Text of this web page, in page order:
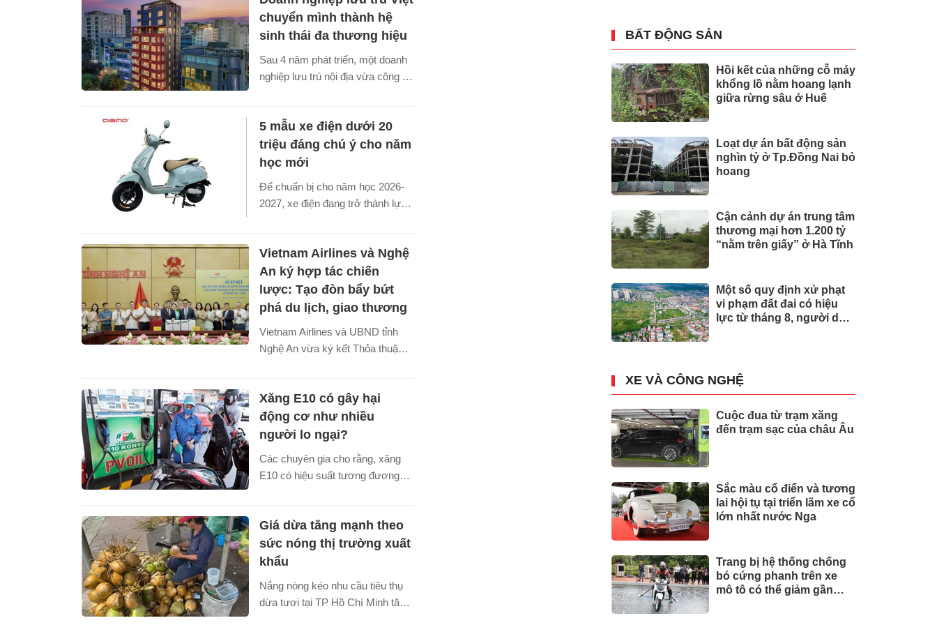
hàng, siêu thị "cháy hàng".
chuyển mình thành hệ
sinh thái đa thương hiệu
Sau 4 năm phát triển, một doanh
nghiệp lưu trú nội địa vừa công bố
hướng phát triển theo mô hình tập
đoàn đa thương hiệu, đa phân
khúc.
5 mẫu xe điện dưới 20
triệu đáng chú ý cho năm
học mới
Để chuẩn bị cho năm học 2026-
2027, xe điện đang trở thành lựa
kế hiện đại và khả năng đáp ứng
tốt nhu cầu đi học hàng ngày.
Vietnam Airlines và Nghệ
An ký hợp tác chiến
lược: Tạo đòn bẩy bứt
phá du lịch, giao thương
Vietnam Airlines và UBND tỉnh
Nghệ An vừa ký kết Thỏa thuận
hợp tác trong các lĩnh vực du
lịch, đầu tư, thương mại và hàng
không; góp phần quảng bá điểm
và tăng cường kết nối của địa
phương.
Xăng E10 có gây hại
động cơ như nhiều
người lo ngại?
Các chuyên gia cho rằng, xăng
E10 có hiệu suất tương đương
xe cũ.
Giá dừa tăng mạnh theo
sức nóng thị trường xuất
khẩu
Nắng nóng kéo nhu cầu tiêu thụ
dừa tươi tại TP Hồ Chí Minh tăng
BẤT ĐỘNG SẢN
Hồi kết của những cỗ máy
khổng lồ nằm hoang lạnh
giữa rừng sâu ở Huế
Loạt dự án bất động sản
nghìn tỷ ở Tp.Đồng Nai bỏ
hoang
Cận cảnh dự án trung tâm
thương mại hơn 1.200 tỷ
“nằm trên giấy” ở Hà Tĩnh
Một số quy định xử phạt
vi phạm đất đai có hiệu
lực từ tháng 8, người dân
XE VÀ CÔNG NGHỆ
Cuộc đua từ trạm xăng
đến trạm sạc của châu Âu
Sắc màu cổ điển và tương
lai hội tụ tại triển lãm xe cổ
lớn nhất nước Nga
Trang bị hệ thống chống
bó cứng phanh trên xe
mô tô có thể giảm gần